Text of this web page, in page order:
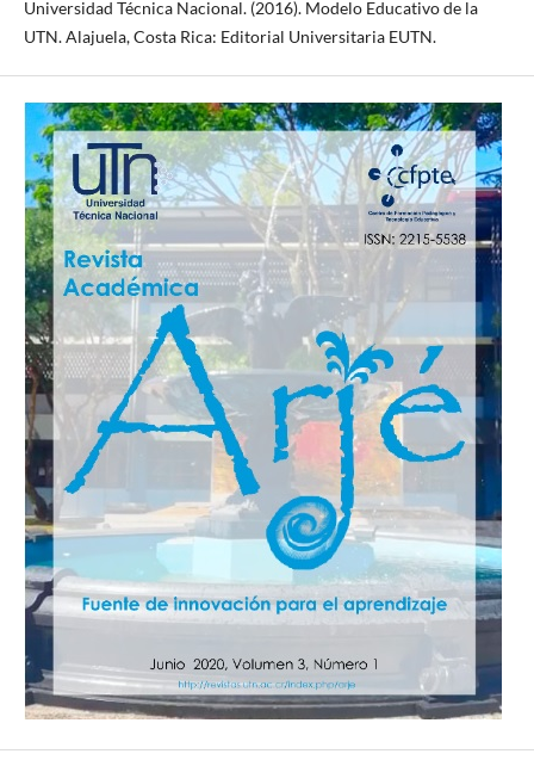
Universidad Técnica Nacional. (2016). Modelo Educativo de la
UTN. Alajuela, Costa Rica: Editorial Universitaria EUTN.